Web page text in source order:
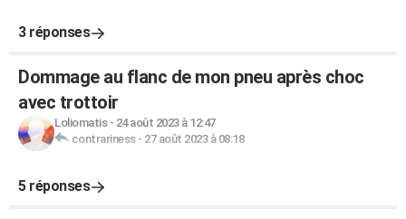
3 réponses
Dommage au flanc de mon pneu après choc
avec trottoir
Loliomatis- 24 août 2023 à 12:47
contrariness- 27 août 2023 à 08:18
5 réponses